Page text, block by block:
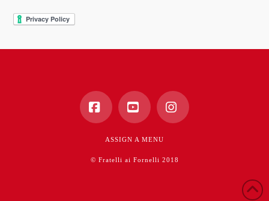
FacebookYouTube
ASSIGN A MENU
© Fratelli ai Fornelli 2018